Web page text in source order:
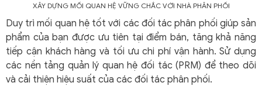
XÂY DỰNG MỐI QUAN HỆ VỮNG CHẮC VỚI NHÀ PHÂN PHỐI
Duy trì mối quan hệ tốt với các đối tác phân phối giúp sản
phẩm của bạn được ưu tiên tại điểm bán, tăng khả năng
tiếp cận khách hàng và tối ưu chi phí vận hành. Sử dụng
các nền tảng quản lý quan hệ đối tác (PRM) để theo dõi
và cải thiện hiệu suất của các đối tác phân phối.